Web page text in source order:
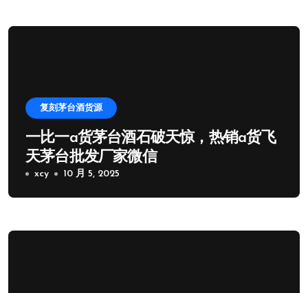
复刻茅台酒货源
一比一a货茅台酒石破天惊，热销a货飞
天茅台批发厂家微信
xcy 10 月 5, 2025